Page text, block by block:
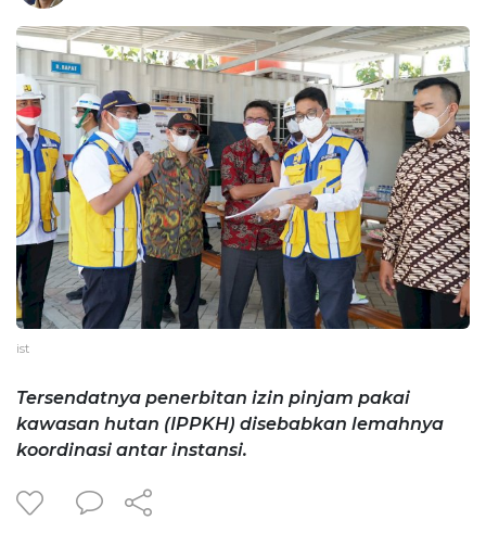
ist
Tersendatnya penerbitan izin pinjam pakai
kawasan hutan (IPPKH) disebabkan lemahnya
koordinasi antar instansi.